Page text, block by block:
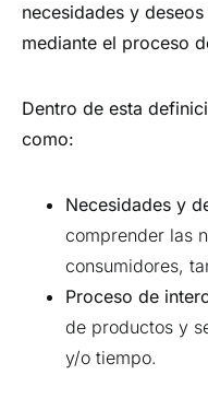
necesidades y
mediante el proceso
Dentro de esta
como:
Necesidades y
comprender las
consumidores,
Proceso de
de productos y
y/o tiempo.